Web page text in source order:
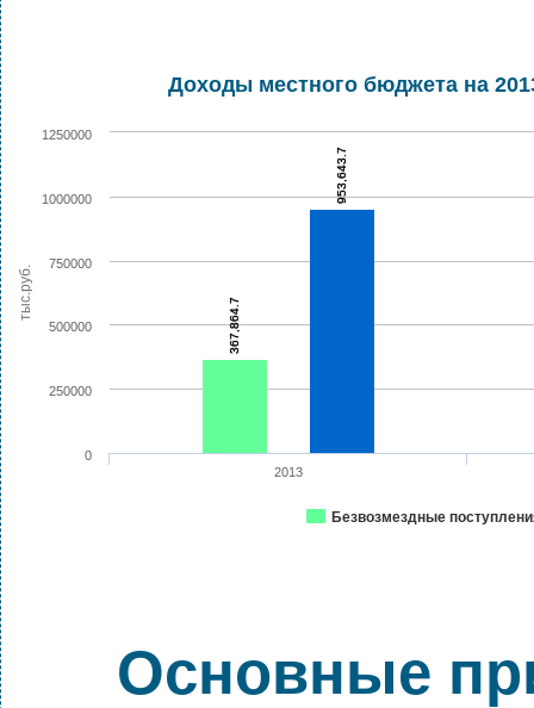
тыс.руб.
Доходы местного бюджета на
367,864.7
953,643.7
Безвозмездные
2013
0
1000000
250000
500000
750000
1250000
Основные